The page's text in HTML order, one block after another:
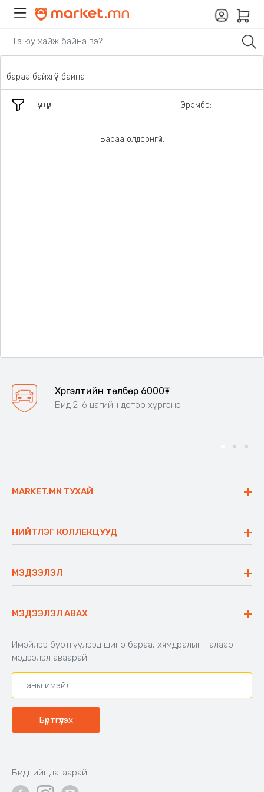
Шүүлтүүр
бараа байхгүй байна
Эрэмбэ:
Бараа олдсонгүй.
Хүргэлтийн төлбөр 6000₮
Бид 2-6 цагийн дотор хүргэнэ
MARKET.MN ТУХАЙ
Үнэт зүйлс
Ажлын байр
Блог
НИЙТЛЭГ КОЛЛЕКЦУУД
Сүүдрэвч
Аяны ширээ
Аяны түшлэгтэй сандал
МЭДЭЭЛЭЛ
Буцаалтын журам
Захиалга шалгах
Хамтран ажиллах
Холбоо барих
МЭДЭЭЛЭЛ АВАХ
Имэйлээ бүртгүүлээд шинэ бараа, хямдралын талаар
мэдээлэл аваарай.
Бүртгүүлэх
Биднийг дагаарай